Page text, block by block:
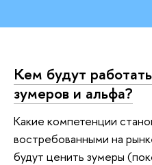
Кем будут
зумеров и альфа?
Какие компетенции
востребованными на
будут ценить зумеры